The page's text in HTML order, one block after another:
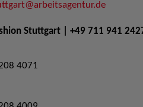
Stuttgart | +49 711 941
4071